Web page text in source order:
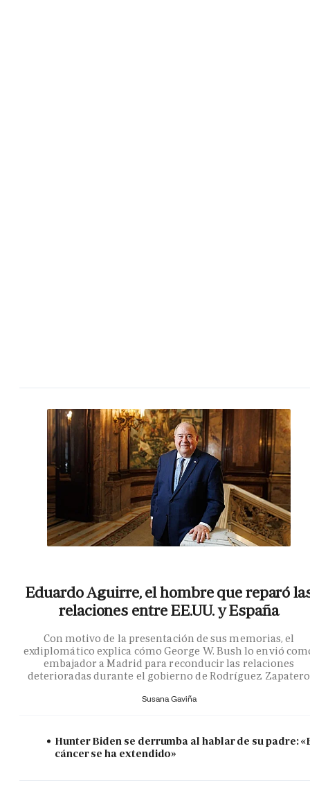
Eduardo Aguirre, el hombre que reparó
relaciones entre EE.UU. y España
Con motivo de la presentación de sus memorias, el
exdiplomático explica cómo George W. Bush lo envió
embajador a Madrid para reconducir las relaciones
deterioradas durante el gobierno de Rodríguez Zapatero
Susana Gaviña
Hunter Biden se derrumba al hablar de su padre:
cáncer se ha extendido»